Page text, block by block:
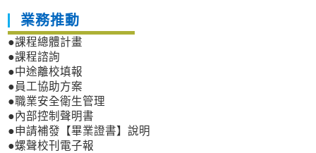
業務推動
●課程總體計畫
●課程諮詢
●中途離校填報
●員工協助方案
●職業安全衛生管理
●內部控制聲明書
●申請補發【畢業證書】說明
●螺聲校刊電子報